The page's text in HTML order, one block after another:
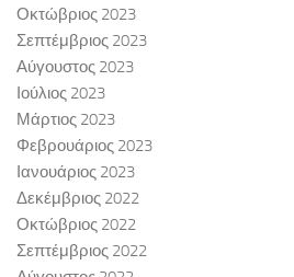
Οκτώβριος 2023
Σεπτέμβριος 2023
Αύγουστος 2023
Ιούλιος 2023
Μάρτιος 2023
Φεβρουάριος 2023
Ιανουάριος 2023
Δεκέμβριος 2022
Οκτώβριος 2022
Σεπτέμβριος 2022